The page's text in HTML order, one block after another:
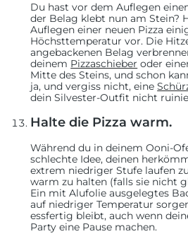
Du hast vor dem Auflegen
der Belag klebt nun am Stein?
Auflegen einer neuen Pizza
Höchsttemperatur vor. Die
angebackenen Belag
deinem Pizzaschieber oder
Mitte des Steins, und schon
ja, und vergiss nicht, eine
dein Silvester-Outfit nicht
Halte die Pizza warm.
Während du in deinem Ooni-
schlechte Idee, deinen
extrem niedriger Stufe laufen
warm zu halten (falls sie nicht
Ein mit Alufolie ausgelegtes
auf niedriger Temperatur
essfertig bleibt, auch wenn
Party eine Pause machen.